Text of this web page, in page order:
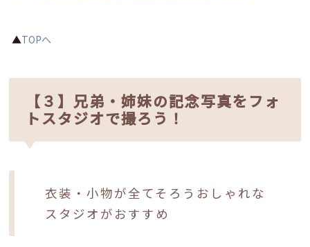
▲TOPへ
【３】兄弟・姉妹の記念写真をフォ
トスタジオで撮ろう！
衣装・小物が全てそろうおしゃれな
スタジオがおすすめ